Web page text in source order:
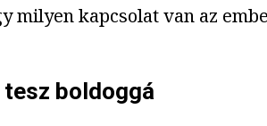
milyen kapcsolat van az
boldoggá